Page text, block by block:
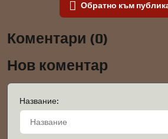
Обратно към
Коментари (0)
Нов коментар
Название: